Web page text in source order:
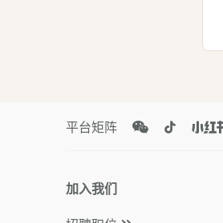
平台矩阵
加入我们